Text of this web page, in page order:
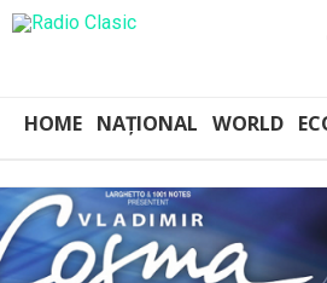
HOME NAȚIONAL WORLD